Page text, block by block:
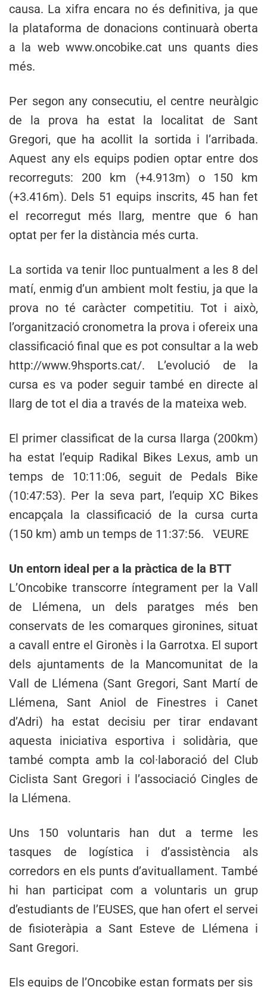
causa. La xifra encara no és definitiva, ja que
la plataforma de donacions continuarà oberta
a la web www.oncobike.cat uns quants dies
més.
Per segon any consecutiu, el centre neuràlgic
de la prova ha estat la localitat de Sant
Gregori, que ha acollit la sortida i l’arribada.
Aquest any els equips podien optar entre dos
recorreguts: 200 km (+4.913m) o 150 km
(+3.416m). Dels 51 equips inscrits, 45 han fet
el recorregut més llarg, mentre que 6 han
optat per fer la distància més curta.
La sortida va tenir lloc puntualment a les 8 del
matí, enmig d’un ambient molt festiu, ja que la
prova no té caràcter competitiu. Tot i això,
l’organització cronometra la prova i ofereix una
classificació final que es pot consultar a la web
http://www.9hsports.cat/. L’evolució de la
cursa es va poder seguir també en directe al
llarg de tot el dia a través de la mateixa web.
El primer classificat de la cursa llarga (200km)
ha estat l’equip Radikal Bikes Lexus, amb un
temps de 10:11:06, seguit de Pedals Bike
(10:47:53). Per la seva part, l’equip XC Bikes
encapçala la classificació de la cursa curta
(150 km) amb un temps de 11:37:56. VEURE
Un entorn ideal per a la pràctica de la BTT
L’Oncobike transcorre íntegrament per la Vall
de Llémena, un dels paratges més ben
conservats de les comarques gironines, situat
a cavall entre el Gironès i la Garrotxa. El suport
dels ajuntaments de la Mancomunitat de la
Vall de Llémena (Sant Gregori, Sant Martí de
Llémena, Sant Aniol de Finestres i Canet
d’Adri) ha estat decisiu per tirar endavant
aquesta iniciativa esportiva i solidària, que
també compta amb la col·laboració del Club
Ciclista Sant Gregori i l’associació Cingles de
la Llémena.
Uns 150 voluntaris han dut a terme les
tasques de logística i d’assistència als
corredors en els punts d’avituallament. També
hi han participat com a voluntaris un grup
d’estudiants de l’EUSES, que han ofert el servei
de fisioteràpia a Sant Esteve de Llémena i
Sant Gregori.
Els equips de l’Oncobike estan formats per sis